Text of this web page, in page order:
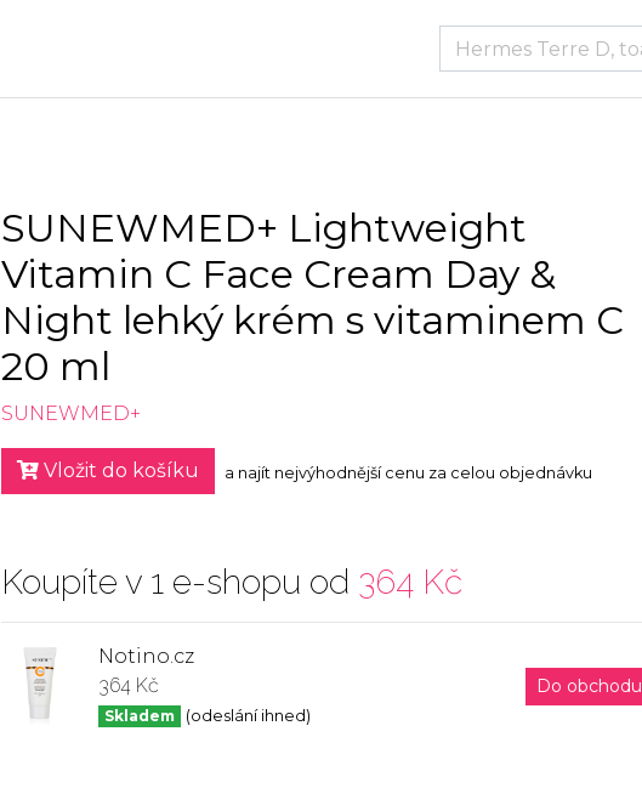
SUNEWMED+ Lightweight
Vitamin C Face Cream Day &
Night lehký krém s vitaminem C
20 ml
SUNEWMED+
Vložit do košíku a najít nejvýhodnější cenu za celou objednávku
Koupíte v 1 e-shopu od 364 Kč
Notino.cz
364 Kč
Skladem (odeslání ihned)
Do obchodu